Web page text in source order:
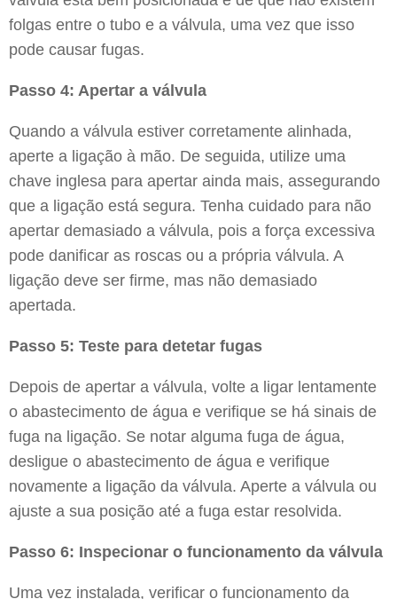
folgas entre o tubo e a válvula, uma vez que isso
pode causar fugas.
Passo 4: Apertar a válvula
Quando a válvula estiver corretamente alinhada,
aperte a ligação à mão. De seguida, utilize uma
chave inglesa para apertar ainda mais, assegurando
que a ligação está segura. Tenha cuidado para não
apertar demasiado a válvula, pois a força excessiva
pode danificar as roscas ou a própria válvula. A
ligação deve ser firme, mas não demasiado
apertada.
Passo 5: Teste para detetar fugas
Depois de apertar a válvula, volte a ligar lentamente
o abastecimento de água e verifique se há sinais de
fuga na ligação. Se notar alguma fuga de água,
desligue o abastecimento de água e verifique
novamente a ligação da válvula. Aperte a válvula ou
ajuste a sua posição até a fuga estar resolvida.
Passo 6: Inspecionar o funcionamento da válvula
Uma vez instalada, verificar o funcionamento da